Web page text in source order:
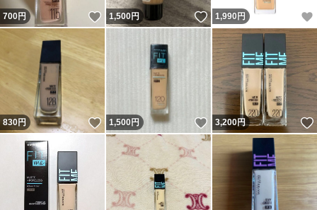
700円 いいね！
1,500円 いいね！
1,990 円
830円 いいね！
1,500円 いいね！
3,200円